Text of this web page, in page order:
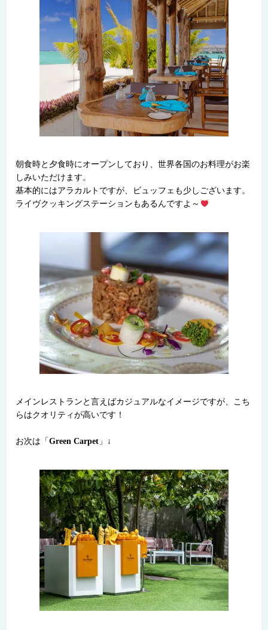
朝食時と夕食時にオープンしており、世界各国のお料理がお楽
しみいただけます。
基本的にはアラカルトですが、ビュッフェも少しございます。
ライヴクッキングステーションもあるんですよ～
メインレストランと言えばカジュアルなイメージですが、こち
らはクオリティが高いです！
お次は「Green Carpet 」↓